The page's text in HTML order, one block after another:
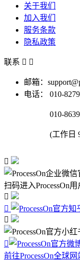
关于我们
加入我们
服务条款
隐私政策
联系  
邮箱：
电话：
010-
010-
(工作日

扫码进入ProcessOn




前往ProcessOn全球